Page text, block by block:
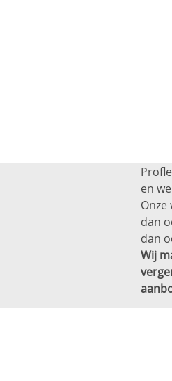
en
dan
dan
Wij